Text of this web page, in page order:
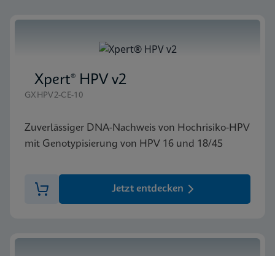
Xpert® HPV v2
GXHPV2-CE-10
Zuverlässiger DNA-Nachweis von Hochrisiko-HPV
mit Genotypisierung von HPV 16 und 18/45
Jetzt entdecken